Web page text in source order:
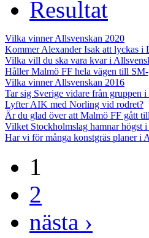
Resultat
Vilka vinner Allsvenskan 2020
Kommer Alexander Isak att lyckas i
Vilka vill du ska vara kvar i
Håller Malmö FF hela vägen till
Vilka vinner Allsvenskan 2016
Tar sig Sverige vidare från gruppen
Lyfter AIK med Norling vid rodret?
Är du glad över att Malmö FF gått
Vilket Stockholmslag hamnar högst
Har vi för många konstgräs planer i
1
2
nästa ›